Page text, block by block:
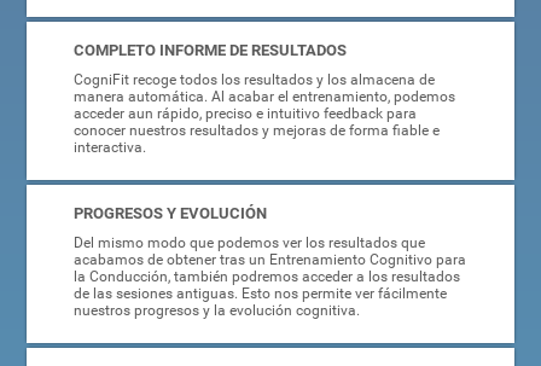
COMPLETO INFORME DE RESULTADOS
CogniFit recoge todos los resultados y los almacena de
manera automática. Al acabar el entrenamiento, podemos
acceder aun rápido, preciso e intuitivo feedback para
conocer nuestros resultados y mejoras de forma fiable e
interactiva.
PROGRESOS Y EVOLUCIÓN
Del mismo modo que podemos ver los resultados que
acabamos de obtener tras un Entrenamiento Cognitivo para
la Conducción, también podremos acceder a los resultados
de las sesiones antiguas. Esto nos permite ver fácilmente
nuestros progresos y la evolución cognitiva.